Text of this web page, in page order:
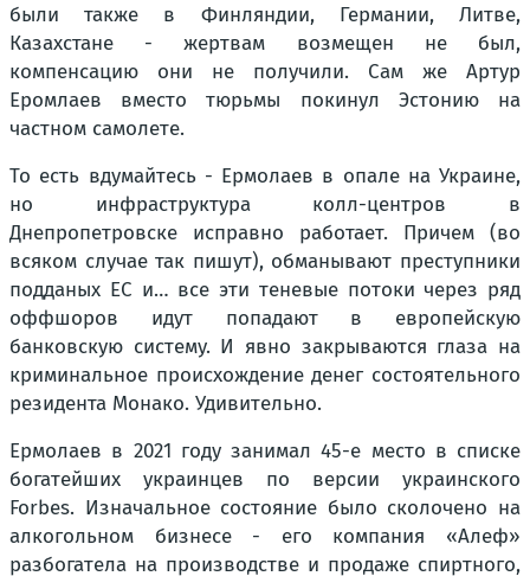
были также в Финляндии, Германии, Литве,
Казахстане - жертвам возмещен не был,
компенсацию они не получили. Сам же Артур
Еромлаев вместо тюрьмы покинул Эстонию на
частном самолете.
То есть вдумайтесь - Ермолаев в опале на Украине,
но инфраструктура колл-центров в
Днепропетровске исправно работает. Причем (во
всяком случае так пишут), обманывают преступники
подданых ЕС и… все эти теневые потоки через ряд
оффшоров идут попадают в европейскую
банковскую систему. И явно закрываются глаза на
криминальное происхождение денег состоятельного
резидента Монако. Удивительно.
Ермолаев в 2021 году занимал 45-е место в списке
богатейших украинцев по версии украинского
Forbes. Изначальное состояние было сколочено на
алкогольном бизнесе - его компания «Алеф»
разбогатела на производстве и продаже спиртного,